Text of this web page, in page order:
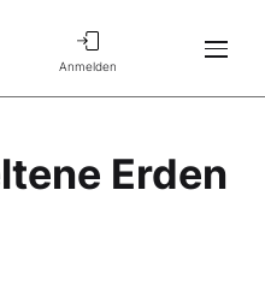
Anmelden
Erden